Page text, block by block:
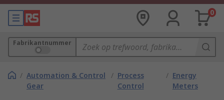
0
Fabrikantnummer
/ Automation & Control
Gear
/ Process
Control
/ Energy
Meters